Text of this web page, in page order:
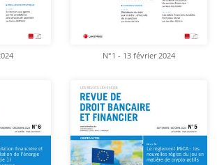
N°1 - 13 février 2024